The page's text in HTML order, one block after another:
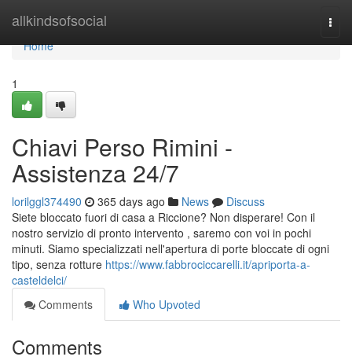
allkindsofsocial
Home
Home
1
Chiavi Perso Rimini -
Assistenza 24/7
lorilggl374490 365 days ago News
Discuss
Siete bloccato fuori di casa a Riccione? Non disperare! Con il
nostro servizio di pronto intervento , saremo con voi in pochi
minuti. Siamo specializzati nell'apertura di porte bloccate di ogni
tipo, senza rotture https://www.fabbrociccarelli.it/apriporta-a-
casteldelci/
Comments
Who Upvoted
Comments